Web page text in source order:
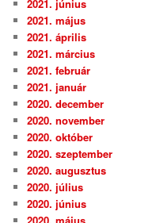
2021. június
2021. május
2021. április
2021. március
2021. február
2021. január
2020. december
2020. november
2020. október
2020. szeptember
2020. augusztus
2020. július
2020. június